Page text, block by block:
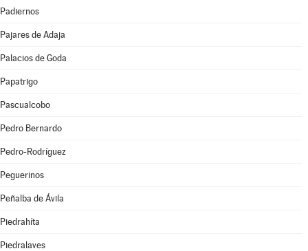
Padiernos
Pajares de Adaja
Palacios de Goda
Papatrigo
Pascualcobo
Pedro Bernardo
Pedro-Rodríguez
Peguerinos
Peñalba de Ávila
Piedrahíta
Piedralaves